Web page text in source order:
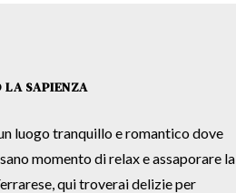
LA SAPIENZA
luogo tranquillo e romantico dove
momento di relax e assaporare la
qui troverai delizie per